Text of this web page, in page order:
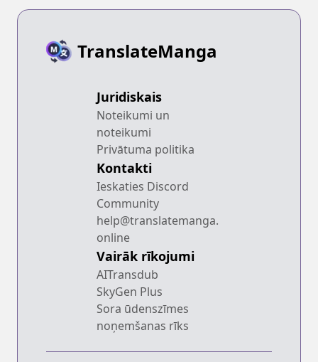
TranslateManga
Juridiskais
Noteikumi un
noteikumi
Privātuma politika
Kontakti
Ieskaties Discord
Community
help@translatemanga.
online
Vairāk rīkojumi
AITransdub
SkyGen Plus
Sora ūdenszīmes
noņemšanas rīks